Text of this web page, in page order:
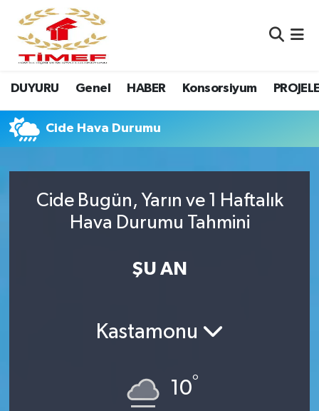
DUYURU Genel HABER Konsorsiyum
Cide Hava Durumu
Cide Bugün, Yarın ve 1 Haftalık
Hava Durumu Tahmini
ŞU AN
Kastamonu
10°
Anasayfa Kutu
Anasayfa Manşet
Canlı Yayın
Erasmus
Nöbetçi Eczaneler
Hava Durumu
Namaz Vakitleri
Süper Lig Puan Durumu ve Fikstür
Son Dakika Haberleri